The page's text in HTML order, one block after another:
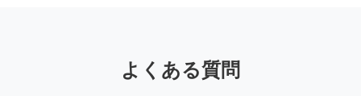
よくある質問